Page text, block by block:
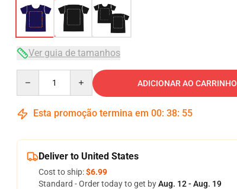
Ver guia de tamanhos
ADICIONAR AO CARRINHO
Esta promoção termina em 00: 38: 54
Deliver to United States
Cost to ship:$6.99
Standard - Order today to get byAug. 12 - Aug. 19